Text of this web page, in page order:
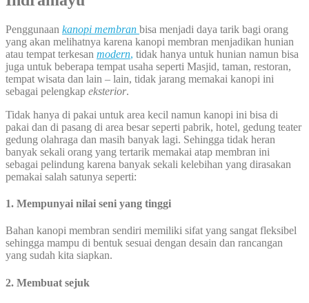
Penggunaan kanopi membran bisa menjadi daya tarik bagi orang
yang akan melihatnya karena kanopi membran menjadikan hunian
atau tempat terkesan modern, tidak hanya untuk hunian namun bisa
juga untuk beberapa tempat usaha seperti Masjid, taman, restoran,
tempat wisata dan lain – lain, tidak jarang memakai kanopi ini
sebagai pelengkap eksterior.
Tidak hanya di pakai untuk area kecil namun kanopi ini bisa di
pakai dan di pasang di area besar seperti pabrik, hotel, gedung teater
gedung olahraga dan masih banyak lagi. Sehingga tidak heran
banyak sekali orang yang tertarik memakai atap membran ini
sebagai pelindung karena banyak sekali kelebihan yang dirasakan
pemakai salah satunya seperti:
1. Mempunyai nilai seni yang tinggi
Bahan kanopi membran sendiri memiliki sifat yang sangat fleksibel
sehingga mampu di bentuk sesuai dengan desain dan rancangan
yang sudah kita siapkan.
2. Membuat sejuk